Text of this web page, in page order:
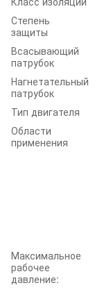
Степень
защиты
Всасывающий
патрубок
Нагнетательный
патрубок
Тип двигателя
Области
применения
Максимальное
рабочее
давление: